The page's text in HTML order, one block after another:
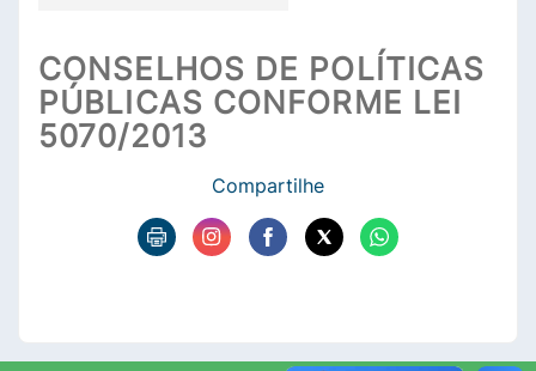
CONSELHOS DE POLÍTICAS
PÚBLICAS CONFORME LEI
5070/2013
Compartilhe